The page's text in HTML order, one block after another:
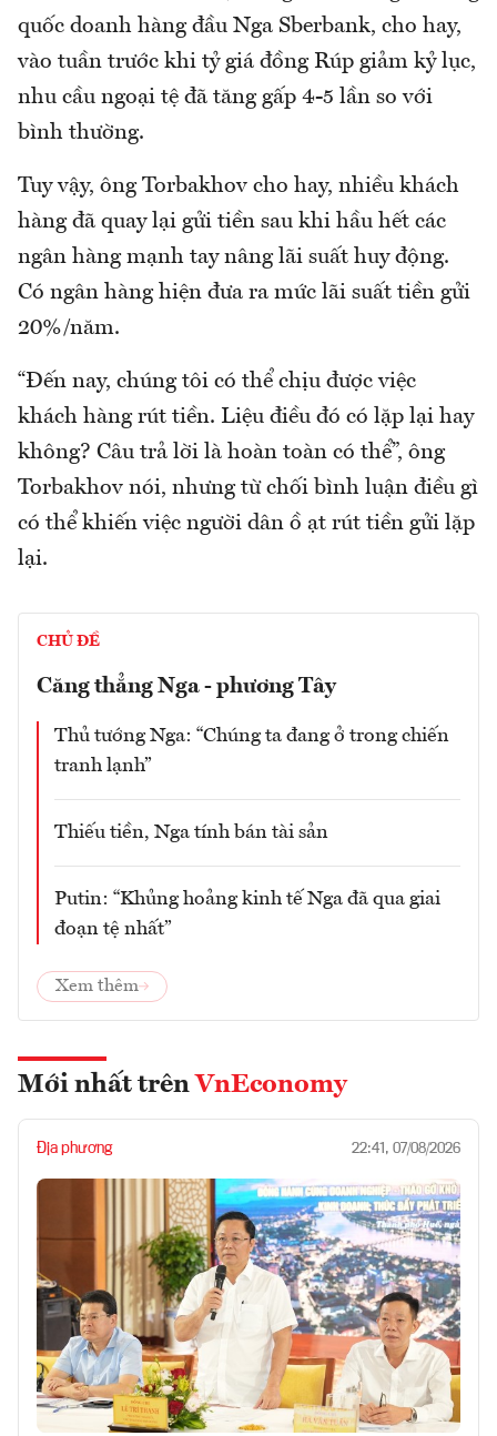
quốc doanh hàng đầu Nga Sberbank, cho hay,
vào tuần trước khi tỷ giá đồng Rúp giảm kỷ lục,
nhu cầu ngoại tệ đã tăng gấp 4-5 lần so với
bình thường.
Tuy vậy, ông Torbakhov cho hay, nhiều khách
hàng đã quay lại gửi tiền sau khi hầu hết các
ngân hàng mạnh tay nâng lãi suất huy động.
Có ngân hàng hiện đưa ra mức lãi suất tiền gửi
20%/năm.
“Đến nay, chúng tôi có thể chịu được việc
khách hàng rút tiền. Liệu điều đó có lặp lại hay
không? Câu trả lời là hoàn toàn có thể”, ông
Torbakhov nói, nhưng từ chối bình luận điều gì
có thể khiến việc người dân ồ ạt rút tiền gửi lặp
lại.
CHỦ ĐỀ
Căng thẳng Nga - phương Tây
Thủ tướng Nga: “Chúng ta đang ở trong chiến
tranh lạnh”
Thiếu tiền, Nga tính bán tài sản
Putin: “Khủng hoảng kinh tế Nga đã qua giai
đoạn tệ nhất”
Xem thêm
Mới nhất trên VnEconomy
Địa phương 22:41, 07/08/2026